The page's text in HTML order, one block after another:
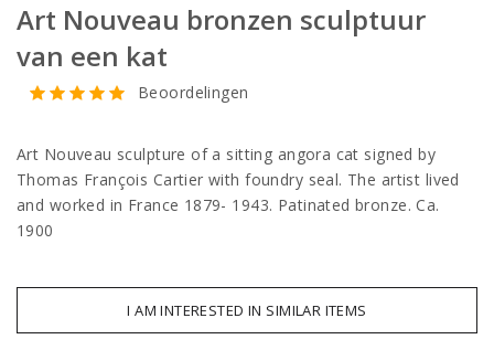
Art Nouveau bronzen sculptuur
van een kat
Beoordelingen
Art Nouveau sculpture of a sitting angora cat signed by
Thomas François Cartier with foundry seal. The artist lived
and worked in France 1879- 1943. Patinated bronze. Ca.
1900
I AM INTERESTED IN SIMILAR ITEMS